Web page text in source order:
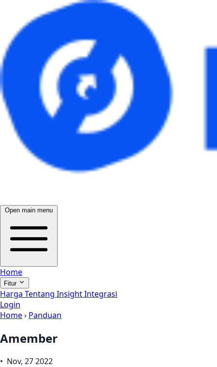
Open main menu
Home
Fitur
Harga Tentang InsightIntegrasi
Login
Home› Panduan
Amember
• Nov, 27 2022